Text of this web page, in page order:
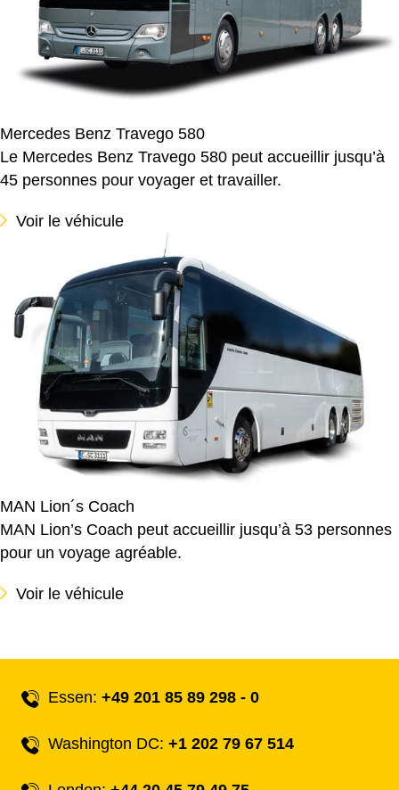
Mercedes Benz Travego 580
Le Mercedes Benz Travego 580 peut accueillir jusqu’à
45 personnes pour voyager et travailler.
Voir le véhicule
MAN Lion´s Coach
MAN Lion’s Coach peut accueillir jusqu’à 53 personnes
pour un voyage agréable.
Voir le véhicule
Essen:+49 201 85 89 298 - 0
Washington DC:+1 202 79 67 514